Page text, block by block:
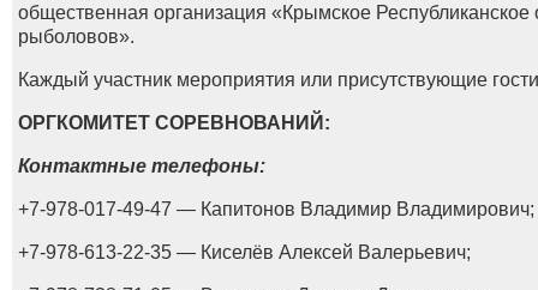
общественная организация «Крымское Республиканское
рыболовов».
Каждый участник мероприятия или присутствующие
ОРГКОМИТЕТ СОРЕВНОВАНИЙ:
Контактные телефоны:
+7-978-017-49-47 — Капитонов Владимир Владимирович;
+7-978-613-22-35 — Киселёв Алексей Валерьевич;